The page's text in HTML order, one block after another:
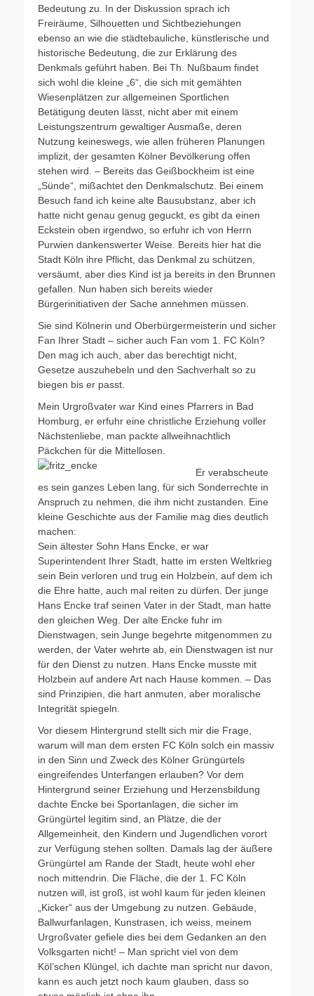
Bedeutung zu. In der Diskussion sprach ich
Freiräume, Silhouetten und Sichtbeziehungen
ebenso an wie die städtebauliche, künstlerische und
historische Bedeutung, die zur Erklärung des
Denkmals geführt haben. Bei Th. Nußbaum findet
sich wohl die kleine „6“, die sich mit gemähten
Wiesenplätzen zur allgemeinen Sportlichen
Betätigung deuten lässt, nicht aber mit einem
Leistungszentrum gewaltiger Ausmaße, deren
Nutzung keineswegs, wie allen früheren Planungen
implizit, der gesamten Kölner Bevölkerung offen
stehen wird. – Bereits das Geißbockheim ist eine
„Sünde“, mißachtet den Denkmalschutz. Bei einem
Besuch fand ich keine alte Bausubstanz, aber ich
hatte nicht genau genug geguckt, es gibt da einen
Eckstein oben irgendwo, so erfuhr ich von Herrn
Purwien dankenswerter Weise. Bereits hier hat die
Stadt Köln ihre Pflicht, das Denkmal zu schützen,
versäumt, aber dies Kind ist ja bereits in den Brunnen
gefallen. Nun haben sich bereits wieder
Bürgerinitiativen der Sache annehmen müssen.
Sie sind Kölnerin und Oberbürgermeisterin und sicher
Fan Ihrer Stadt – sicher auch Fan vom 1. FC Köln?
Den mag ich auch, aber das berechtigt nicht,
Gesetze auszuhebeln und den Sachverhalt so zu
biegen bis er passt.
Mein Urgroßvater war Kind eines Pfarrers in Bad
Homburg, er erfuhr eine christliche Erziehung voller
Nächstenliebe, man packte allweihnachtlich
Päckchen für die Mittellosen.
Er verabscheute
es sein ganzes Leben lang, für sich Sonderrechte in
Anspruch zu nehmen, die ihm nicht zustanden. Eine
kleine Geschichte aus der Familie mag dies deutlich
machen:
Sein ältester Sohn Hans Encke, er war
Superintendent Ihrer Stadt, hatte im ersten Weltkrieg
sein Bein verloren und trug ein Holzbein, auf dem ich
die Ehre hatte, auch mal reiten zu dürfen. Der junge
Hans Encke traf seinen Vater in der Stadt, man hatte
den gleichen Weg. Der alte Encke fuhr im
Dienstwagen, sein Junge begehrte mitgenommen zu
werden, der Vater wehrte ab, ein Dienstwagen ist nur
für den Dienst zu nutzen. Hans Encke musste mit
Holzbein auf andere Art nach Hause kommen. – Das
sind Prinzipien, die hart anmuten, aber moralische
Integrität spiegeln.
Vor diesem Hintergrund stellt sich mir die Frage,
warum will man dem ersten FC Köln solch ein massiv
in den Sinn und Zweck des Kölner Grüngürtels
eingreifendes Unterfangen erlauben? Vor dem
Hintergrund seiner Erziehung und Herzensbildung
dachte Encke bei Sportanlagen, die sicher im
Grüngürtel legitim sind, an Plätze, die der
Allgemeinheit, den Kindern und Jugendlichen vorort
zur Verfügung stehen sollten. Damals lag der äußere
Grüngürtel am Rande der Stadt, heute wohl eher
noch mittendrin. Die Fläche, die der 1. FC Köln
nutzen will, ist groß, ist wohl kaum für jeden kleinen
„Kicker“ aus der Umgebung zu nutzen. Gebäude,
Ballwurfanlagen, Kunstrasen, ich weiss, meinem
Urgroßvater gefiele dies bei dem Gedanken an den
Volksgarten nicht! – Man spricht viel von dem
Köl’schen Klüngel, ich dachte man spricht nur davon,
kann es auch jetzt noch kaum glauben, dass so